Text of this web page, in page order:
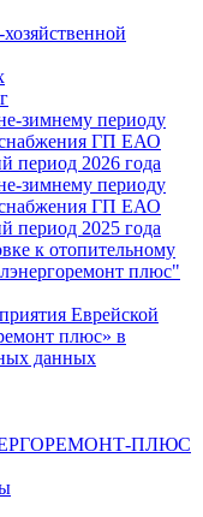
зимнему периоду
ГП ЕАО
период 2026 года
зимнему периоду
ГП ЕАО
период 2025 года
к отопительному
плюс"
Еврейской
плюс» в
данных
ПЛЮС